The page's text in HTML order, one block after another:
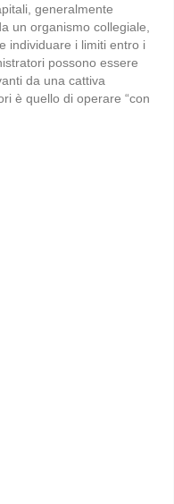
generalmente
un organismo collegiale,
individuare i limiti entro i
possono essere
da una cattiva
è quello di operare “con